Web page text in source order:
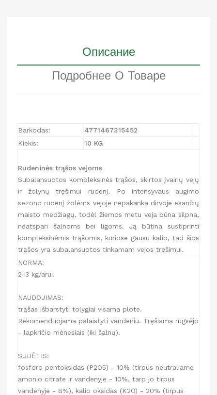
Описание
Подробнее О Товаре
Barkodas:
4771467315452
Kiekis:
10 KG
Rudeninės trąšos vejoms
Subalansuotos kompleksinės trąšos, skirtos įvairių vejų
ir žolynų tręšimui rudenį. Po intensyvaus augimo
sezono rudenį žolėms vejoje nepakanka dirvoje esančių
maisto medžiagų, todėl žiemos metu veja būna silpna,
neatspari šalnoms bei ligoms. Ją būtina sustiprinti
kompleksinėmis trąšomis, kuriose gausu kalio, tad šios
trąšos yra subalansuotos tinkamam vejos tręšimui.
NORMA:
2-3 kg/arui.
NAUDOJIMAS:
trąšas išbarstyti tolygiai visama plote.
Rekomenduojama palaistyti vandeniu. Tręšiama rugsėjo
- lapkričio mėnesiais (iki šalnų).
SUDĖTIS:
fosforo pentoksidas (P2O5) - 10% (tirpus neutraliame
amonio citrate ir vandenyje - 10%, tarp jo tirpus
vandenyje - 8%), kalio oksidas (K2O) - 20% (tirpus